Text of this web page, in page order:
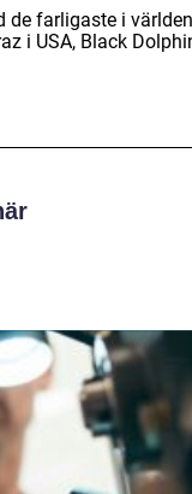
de farligaste i
i USA, Black